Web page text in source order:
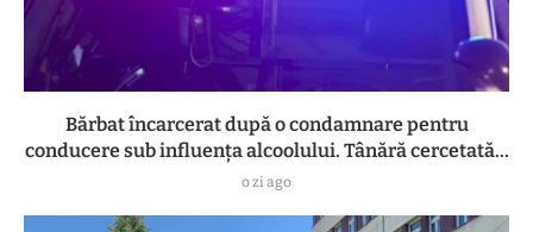
Bărbat încarcerat după o condamnare pentru
conducere sub influența alcoolului. Tânără cercetată...
o zi ago